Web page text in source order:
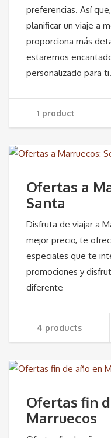
preferencias. Así
planificar un viaje a
proporciona más
estaremos
personalizado para ti.
1 product
Ofertas a
Santa
Disfruta de viajar a
mejor precio, te
especiales que te
promociones y
diferente
4 products
Ofertas fin
Marruecos